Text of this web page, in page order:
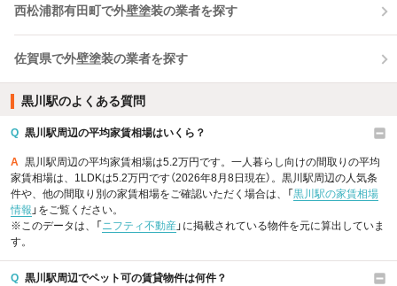
西松浦郡有田町で外壁塗装の業者を探す
佐賀県で外壁塗装の業者を探す
黒川駅のよくある質問
Q 黒川駅周辺の平均家賃相場はいくら？
A 黒川駅周辺の平均家賃相場は5.2万円です。一人暮らし向けの間取りの平均
家賃相場は、1LDKは5.2万円です（2026年8月8日現在）。黒川駅周辺の人気条
件や、他の間取り別の家賃相場をご確認いただく場合は、「 黒川駅の家賃相場
情報 」をご覧ください。
※このデータは、「 ニフティ不動産 」に掲載されている物件を元に算出していま
す。
Q 黒川駅周辺でペット可の賃貸物件は何件？